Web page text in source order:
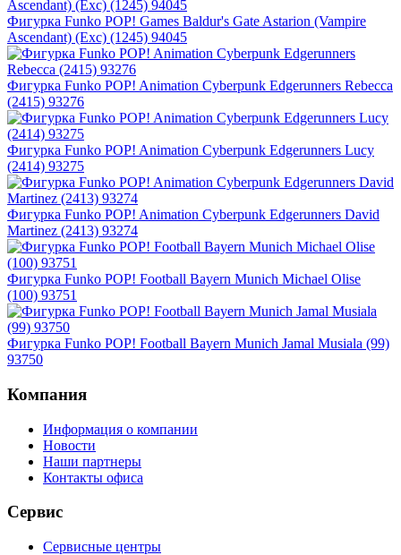
Фигурка Funko POP! Games Baldur's Gate Astarion (Vampire
Ascendant) (Exc) (1245) 94045
Фигурка Funko POP! Animation Cyberpunk Edgerunners Rebecca
(2415) 93276
Фигурка Funko POP! Animation Cyberpunk Edgerunners Lucy
(2414) 93275
Фигурка Funko POP! Animation Cyberpunk Edgerunners David
Martinez (2413) 93274
Фигурка Funko POP! Football Bayern Munich Michael Olise
(100) 93751
Фигурка Funko POP! Football Bayern Munich Jamal Musiala (99)
93750
Компания
Информация о компании
Новости
Наши партнеры
Контакты офиса
Сервис
Сервисные центры